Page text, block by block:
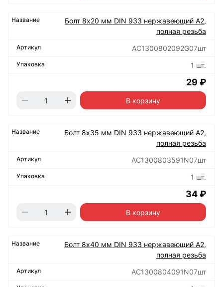
Болт 8х20 мм DIN 933 нержавеющий А2,
полная резьба
АС1300802092G07шт
1 шт.
29 ₽
В корзину
Болт 8х35 мм DIN 933 нержавеющий А2,
полная резьба
АС1300803591N07шт
1 шт.
34 ₽
В корзину
Болт 8х40 мм DIN 933 нержавеющий А2,
полная резьба
АС1300804091N07шт